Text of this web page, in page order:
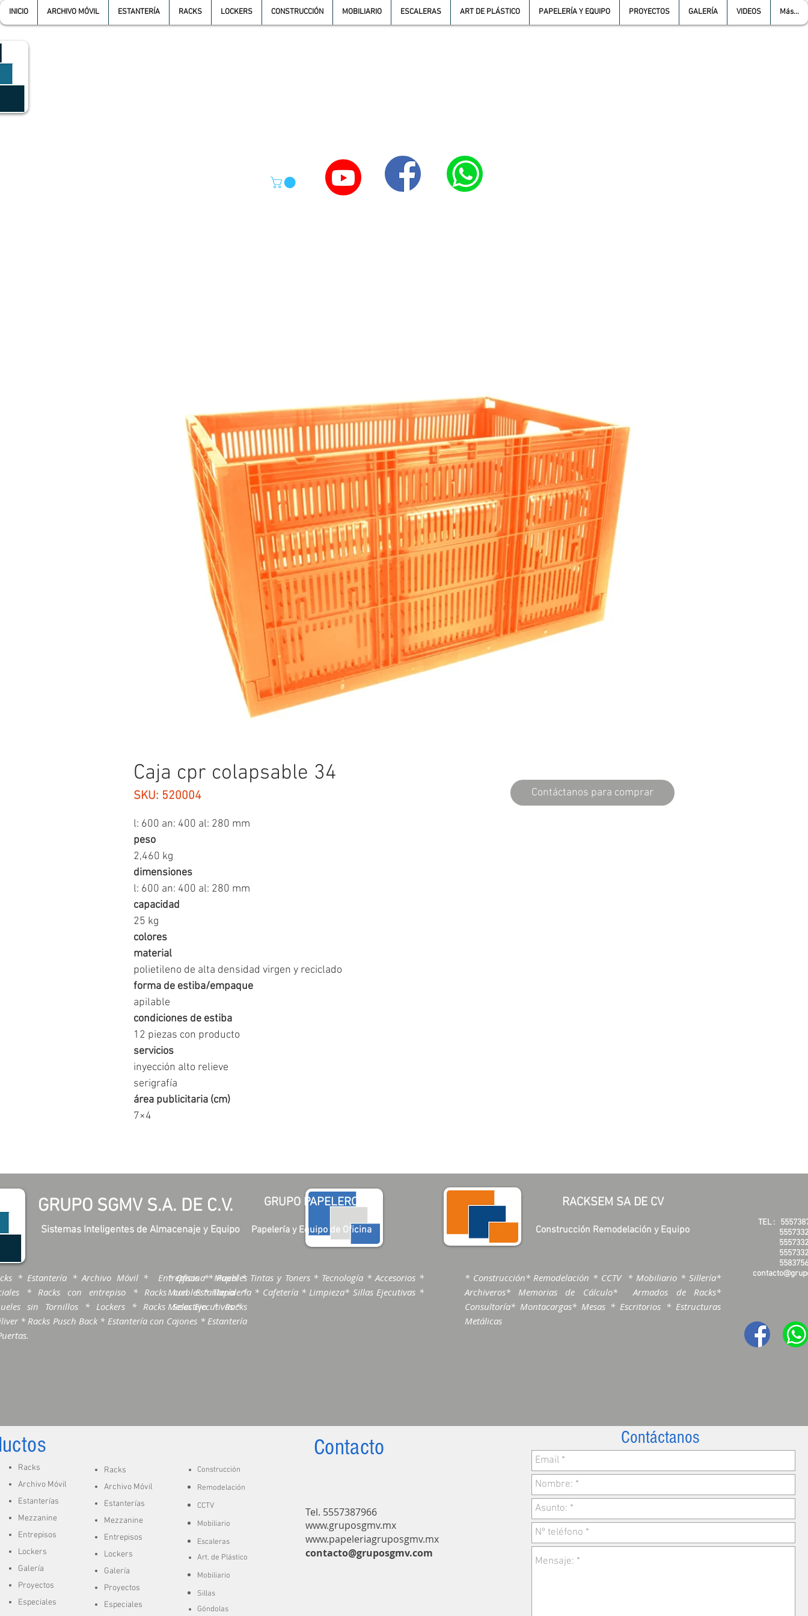
INICIO ARCHIVO MÓVIL ESTANTERÍA RACKS LOCKERS CONSTRUCCIÓN MOBILIARIO ESCALERAS ART DE PLÁSTICO PAPELERÍA Y EQUIPO PROYECTOS GALERÍA VIDEOS Más...
Caja cpr colapsable 34
SKU: 520004
l: 600 an: 400 al: 280 mm
peso
2,460 kg
dimensiones
l: 600 an: 400 al: 280 mm
capacidad
25 kg
colores
material
polietileno de alta densidad virgen y reciclado
forma de estiba/empaque
apilable
condiciones de estiba
12 piezas con producto
servicios
inyección alto relieve
serigrafía
área publicitaria (cm)
7×4
Contáctanos para comprar
GRUPO SGMV S.A. DE C.V.
Sistemas Inteligentes de Almacenaje y Equipo
* Estantería * Archivo Móvil * Entrepisos * Muebles
* Racks con entrepiso * Racks con Estantería *
sin Tornillos * Lockers * Racks Selectivo * Racks
* Racks Pusch Back * Estantería con Cajones * Estantería
GRUPO PAPELERO
Papelería y Equipo de Oficina
* Oficina * Papel * Tintas y Toners * Tecnología * Accesorios *
Muebles * Tlapalería * Cafetería * Limpieza* Sillas Ejecutivas *
Mesas Ejecutivas *
RACKSEM SA DE CV
Construcción Remodelación y Equipo
* Construcción* Remodelación * CCTV * Mobiliario * Sillería*
Archiveros* Memorias de Cálculo* Armados de Racks*
Consultoría* Montacargas* Mesas * Escritorios * Estructuras
Metálicas
TEL :
Racks
Archivo Móvil
Estanterías
Mezzanine
Entrepisos
Lockers
Galería
Proyectos
Especiales
Racks
Archivo Móvil
Estanterías
Mezzanine
Entrepisos
Lockers
Galería
Proyectos
Especiales
Construcción
Remodelación
CCTV
Mobiliario
Escaleras
Art. de Plástico
Mobiliario
Sillas
Góndolas
Contacto
Tel. 5557387966
www.gruposgmv.mx
www.papeleriagruposgmv.mx
contacto@gruposgmv.com
Contáctanos